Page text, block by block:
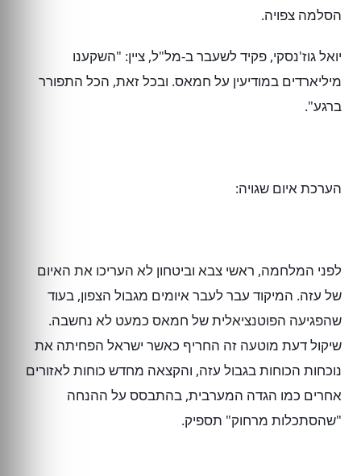
הסלמה צפויה.
יואל גוז'נסקי, פקיד לשעבר ב-מל"ל, ציין: "השקענו
מיליארדים במודיעין על חמאס. ובכל זאת, הכל התפורר
ברגע".
הערכת איום שגויה:
לפני המלחמה, ראשי צבא וביטחון לא העריכו את האיום
של עזה. המיקוד עבר לעבר איומים מגבול הצפון, בעוד
שהפגיעה הפוטנציאלית של חמאס כמעט לא נחשבה.
שיקול דעת מוטעה זה החריף כאשר ישראל הפחיתה את
נוכחות הכוחות בגבול עזה, והקצאה מחדש כוחות לאזורים
אחרים כמו הגדה המערבית, בהתבסס על ההנחה
"שהסתכלות מרחוק" תספיק.